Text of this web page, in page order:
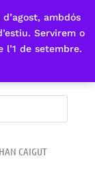
ambdós
Servirem o
de setembre.
CAIGUT